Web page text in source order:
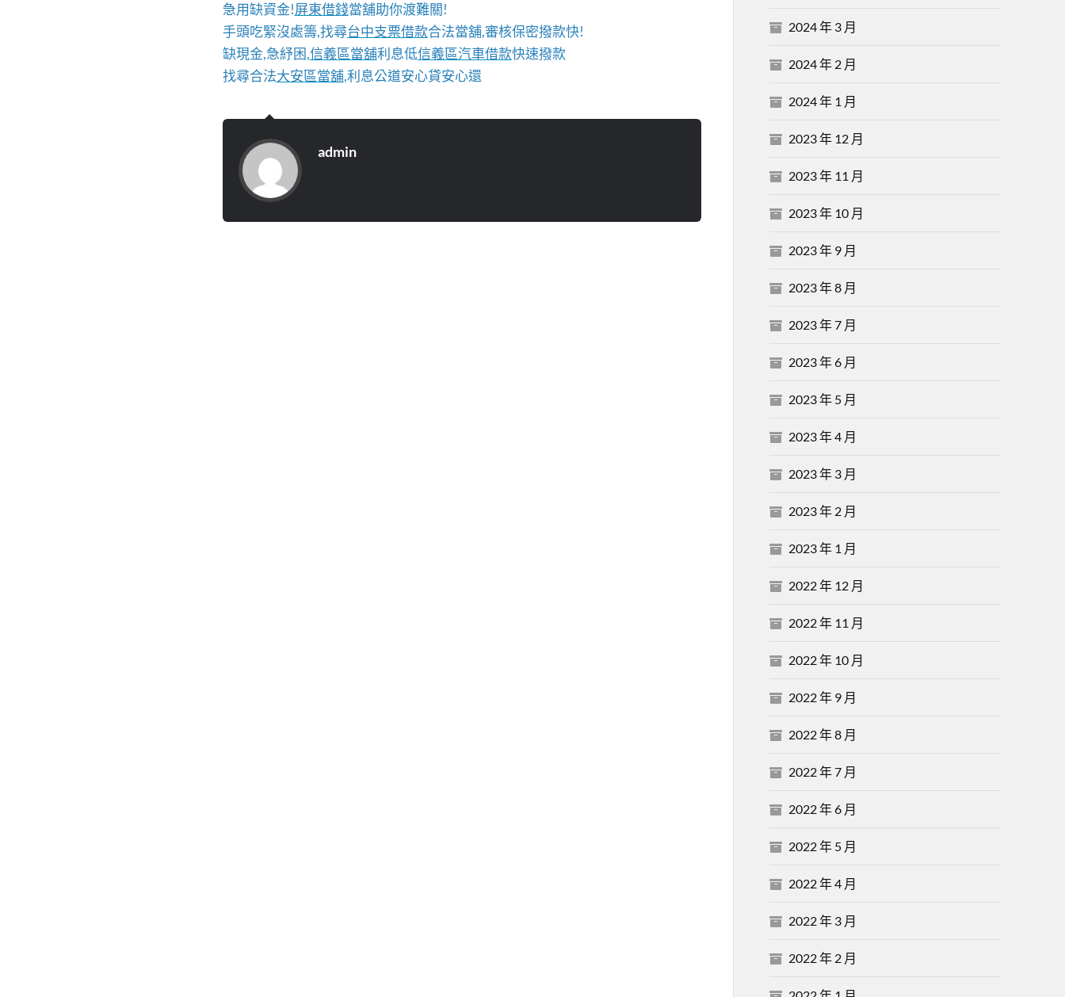
急用缺資金!屏東借錢當舖助你渡難關!
手頭吃緊沒處籌,找尋台中支票借款合法當舖,審核保密撥款快!
缺現金,急紓困,信義區當舖利息低信義區汽車借款快速撥款
找尋合法大安區當舖,利息公道安心貸安心還
admin
2024 年 3 月
2024 年 2 月
2024 年 1 月
2023 年 12 月
2023 年 11 月
2023 年 10 月
2023 年 9 月
2023 年 8 月
2023 年 7 月
2023 年 6 月
2023 年 5 月
2023 年 4 月
2023 年 3 月
2023 年 2 月
2023 年 1 月
2022 年 12 月
2022 年 11 月
2022 年 10 月
2022 年 9 月
2022 年 8 月
2022 年 7 月
2022 年 6 月
2022 年 5 月
2022 年 4 月
2022 年 3 月
2022 年 2 月